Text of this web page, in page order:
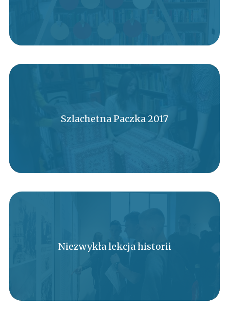
Szlachetna Paczka 2017
Niezwykła lekcja historii